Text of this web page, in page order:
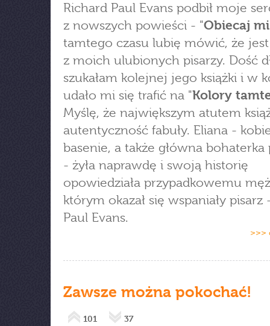
Richard Paul Evans podbił moje
z nowszych powieści - "Obiecaj mi
tamtego czasu lubię mówić, że
z moich ulubionych pisarzy. Dość
szukałam kolejnej jego książki i w
udało mi się trafić na "Kolory
Myślę, że największym atutem
autentyczność fabuły. Eliana -
basenie, a także główna
- żyła naprawdę i swoją historię
opowiedziała przypadkowemu
którym okazał się wspaniały pisarz
Paul Evans.
>>>
Zawsze można pokochać!
101 37